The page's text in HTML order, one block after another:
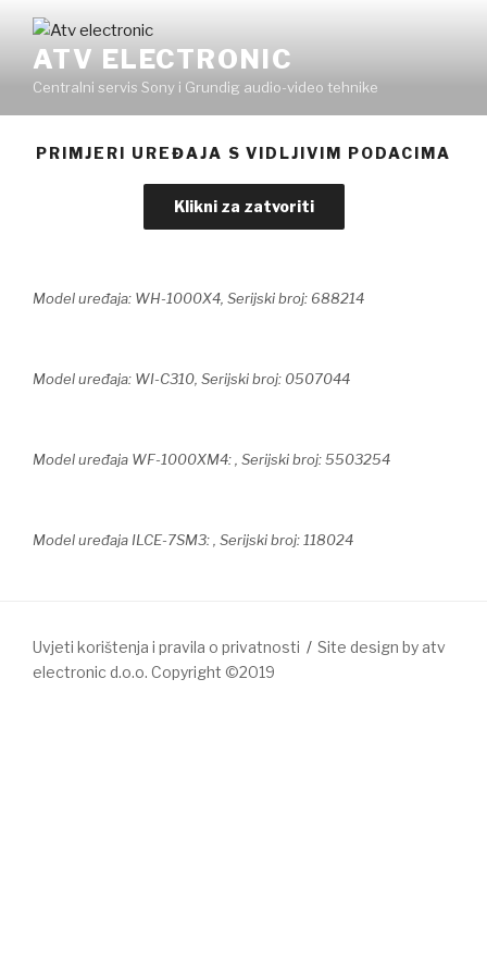
contentATV ELECTRONIC
Centralni servis Sony i Grundig audio-video tehnike
PRIMJERI UREĐAJA S VIDLJIVIM PODACIMA
Model uređaja: WH-1000X4, Serijski broj: 688214
Model uređaja: WI-C310, Serijski broj: 0507044
Model uređaja WF-1000XM4: , Serijski broj: 5503254
Model uređaja ILCE-7SM3: , Serijski broj: 118024
Uvjeti korištenja i pravila o privatnosti
Site design by atv
electronic d.o.o. Copyright ©2019